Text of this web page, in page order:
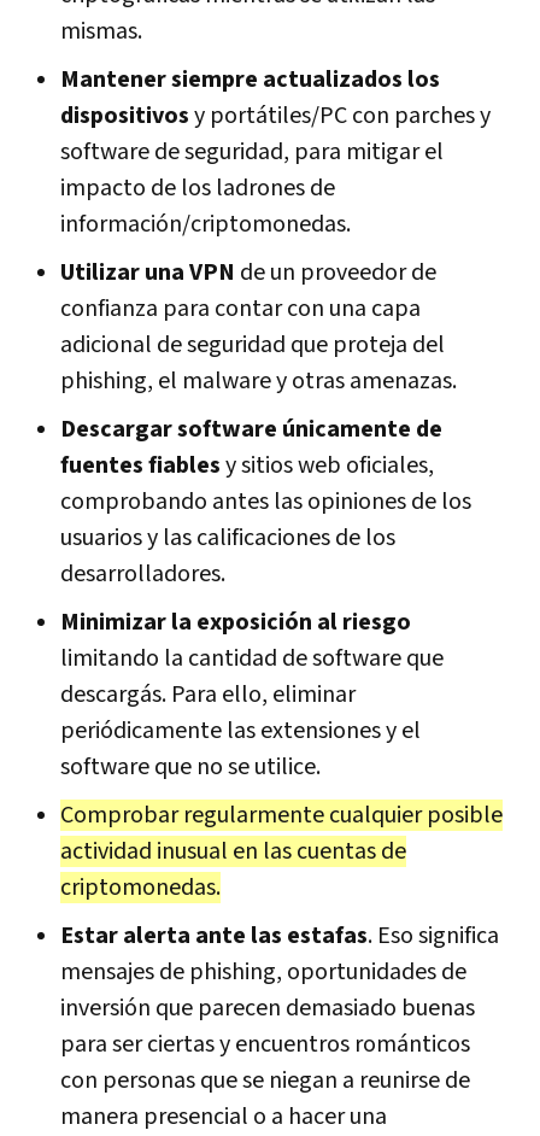
mismas.
Mantener siempre actualizados los
dispositivosy portátiles/PC con parches y
software de seguridad, para mitigar el
impacto de los ladrones de
información/criptomonedas.
Utilizar una VPN de un proveedor de
confianza para contar con una capa
adicional de seguridad que proteja del
phishing, el malware y otras amenazas.
Descargar software únicamente de
fuentes fiablesy sitios web oficiales,
comprobando antes las opiniones de los
usuarios y las calificaciones de los
desarrolladores.
Minimizar la exposición al riesgo
limitando la cantidad de software que
descargás. Para ello, eliminar
periódicamente las extensiones y el
software que no se utilice.
Comprobar regularmente cualquier posible
actividad inusual en las cuentas de
criptomonedas.
Estar alerta ante las estafas. Eso significa
mensajes de phishing, oportunidades de
inversión que parecen demasiado buenas
para ser ciertas y encuentros románticos
con personas que se niegan a reunirse de
manera presencial o a hacer una